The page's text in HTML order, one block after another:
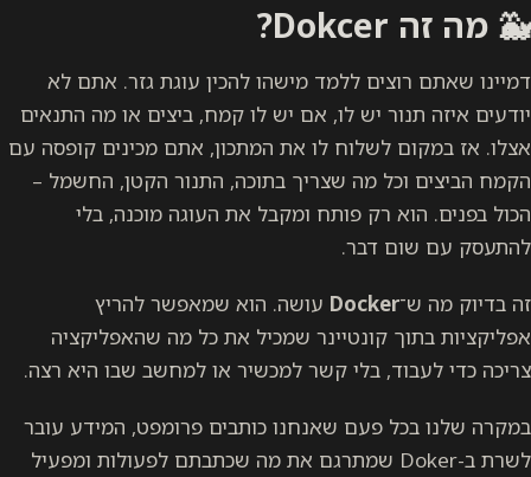
🐳 מה זה Dokcer?
דמיינו שאתם רוצים ללמד מישהו להכין עוגת גזר. אתם לא
יודעים איזה תנור יש לו, אם יש לו קמח, ביצים או מה התנאים
אצלו. אז במקום לשלוח לו את המתכון, אתם מכינים קופסה עם
הקמח הביצים וכל מה שצריך בתוכה, התנור הקטן, החשמל –
הכול בפנים. הוא רק פותח ומקבל את העוגה מוכנה, בלי
להתעסק עם שום דבר.
זה בדיוק מה ש־Docker עושה. הוא שמאפשר להריץ
אפליקציות בתוך קונטיינר שמכיל את כל מה שהאפליקציה
צריכה כדי לעבוד, בלי קשר למכשיר או למחשב שבו היא רצה.
במקרה שלנו בכל פעם שאנחנו כותבים פרומפט, המידע עובר
לשרת ב-Doker שמתרגם את מה שכתבתם לפעולות ומפעיל